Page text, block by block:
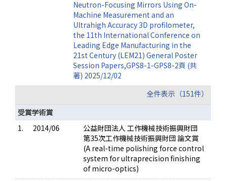
Neutron-Focusing Mirrors Using On-
Machine Measurement and an
Ultrahigh Accuracy 3D profilometer,
the 11th International Conference on
Leading Edge Manufacturing in the
21st Century (LEM21) General Poster
Session Papers,GPS8-1-GPS8-2頁 (共
著) 2025/12/02
全件表示（151件）
受賞学術賞
1.
2014/06
公益財団法人 工作機械技術振興財団
第35次工作機械技術振興財団 論文賞
(A real-time polishing force control
system for ultraprecision finishing
of micro-optics)